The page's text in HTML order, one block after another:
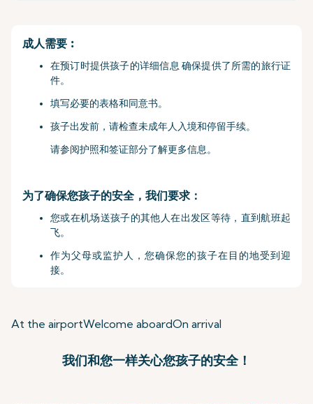
成人需要︰
在预订时提供孩子的详细信息 确保提供了所需的旅行证
件。
填写必要的表格和同意书。
孩子出发前，请检查未成年人入境和停留手续。
请参阅护照和签证部分了解更多信息。
为了确保您孩子的安全，我们要求：
您或在机场送孩子的其他人在出发区等待，直到航班起
飞。
作为父母或监护人，您确保您的孩子在目的地受到迎
接。
At the airportWelcome aboardOn arrival
我们和您一样关心您孩子的安全！